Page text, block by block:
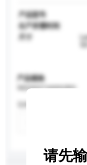
产品型号
生产所需时间
产品规格
请提供您对产品的特定要求。
请先